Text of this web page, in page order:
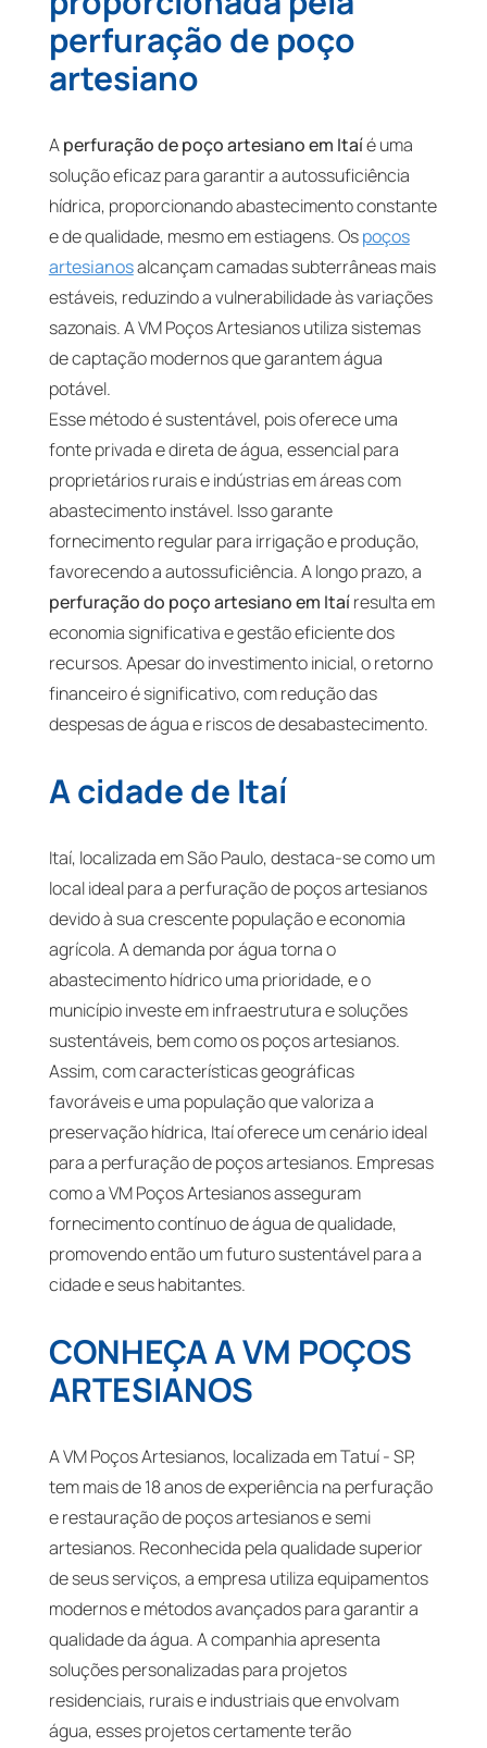
perfuração de poço
artesiano
Aperfuração de poço artesiano em Itaíé uma
solução eficaz para garantir a autossuficiência
hídrica, proporcionando abastecimento constante
e de qualidade, mesmo em estiagens. Ospoços
artesianosalcançam camadas subterrâneas mais
estáveis, reduzindo a vulnerabilidade às variações
sazonais. A VM Poços Artesianos utiliza sistemas
de captação modernos que garantem água
potável.
Esse método é sustentável, pois oferece uma
fonte privada e direta de água, essencial para
proprietários rurais e indústrias em áreas com
abastecimento instável. Isso garante
fornecimento regular para irrigação e produção,
favorecendo a autossuficiência. A longo prazo, a
perfuração do poço artesiano em Itaíresulta em
economia significativa e gestão eficiente dos
recursos. Apesar do investimento inicial, o retorno
financeiro é significativo, com redução das
despesas de água e riscos de desabastecimento.
A cidade de Itaí
Itaí, localizada em São Paulo, destaca-se como um
local ideal para a perfuração de poços artesianos
devido à sua crescente população e economia
agrícola. A demanda por água torna o
abastecimento hídrico uma prioridade, e o
município investe em infraestrutura e soluções
sustentáveis, bem como os poços artesianos.
Assim, com características geográficas
favoráveis e uma população que valoriza a
preservação hídrica, Itaí oferece um cenário ideal
para a perfuração de poços artesianos. Empresas
como a VM Poços Artesianos asseguram
fornecimento contínuo de água de qualidade,
promovendo então um futuro sustentável para a
cidade e seus habitantes.
CONHEÇA A VM POÇOS
ARTESIANOS
A VM Poços Artesianos, localizada em Tatuí - SP,
tem mais de 18 anos de experiência na perfuração
e restauração de poços artesianos e semi
artesianos. Reconhecida pela qualidade superior
de seus serviços, a empresa utiliza equipamentos
modernos e métodos avançados para garantir a
qualidade da água. A companhia apresenta
soluções personalizadas para projetos
residenciais, rurais e industriais que envolvam
água, esses projetos certamente terão